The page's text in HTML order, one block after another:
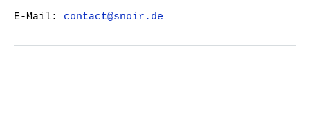
E-Mail: contact@snoir.de